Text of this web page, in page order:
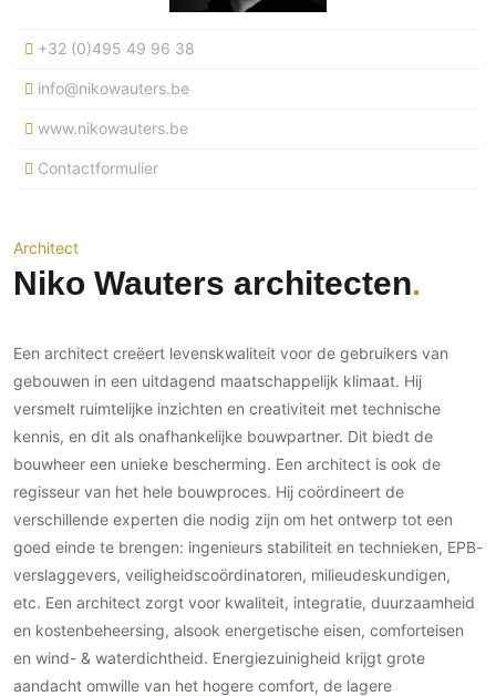
Bedden
Meubels
Glas
Interieurbouw
Keuken
Keukens
Keukenbladen
Keukenaccessoires
Keukenkranen
Ramen en deuren
Binnendeuren
Aluminium deuren
Buitendeuren
Vouwwanden
Garagedeuren
Zonwering
Buitenshutters
Overig
Autolift
3D visualisaties
Gevel
Gevelbekleding
Houten gevelbekleding
Stucwerk
Schilderwerk buiten
Tuinverlichting
Omheining
Hekwerken en poorten
Tuin wellness
Buitenvloeren
Houten buitenvloeren
Natuursteen en keramiek
buitenvloeren
Vlonders
Zonwering
Zonwering buiten
Serre/Veranda
Slaapkamer
Wellness
Wijnkelder
Woonkamer
Bijgebouw / Poolhouse
Terrasoverkapping
Villa
Zwembad
Zakelijk
Horeca
Kantoor
+32 (0)495 49 96 38
info@nikowauters.be
www.nikowauters.be
Contactformulier
Architect
Niko Wauters architecten
Een architect creëert levenskwaliteit voor de gebruikers van
gebouwen in een uitdagend maatschappelijk klimaat. Hij
versmelt ruimtelijke inzichten en creativiteit met technische
kennis, en dit als onafhankelijke bouwpartner. Dit biedt de
bouwheer een unieke bescherming. Een architect is ook de
regisseur van het hele bouwproces. Hij coördineert de
verschillende experten die nodig zijn om het ontwerp tot een
goed einde te brengen: ingenieurs stabiliteit en technieken, EPB-
verslaggevers, veiligheidscoördinatoren, milieudeskundigen,
etc. Een architect zorgt voor kwaliteit, integratie, duurzaamheid
en kostenbeheersing, alsook energetische eisen, comforteisen
en wind- & waterdichtheid. Energiezuinigheid krijgt grote
aandacht omwille van het hogere comfort, de lagere